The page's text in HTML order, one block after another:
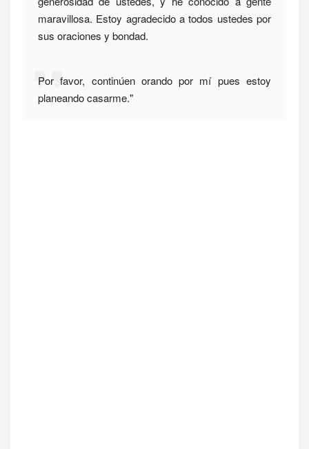
maravillosa. Estoy agradecido a todos ustedes por
sus oraciones y bondad.
Por favor, continúen orando por mí pues estoy
planeando casarme."